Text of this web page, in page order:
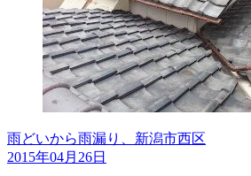
雨どいから雨漏り、新潟市西区
2015年04月26日